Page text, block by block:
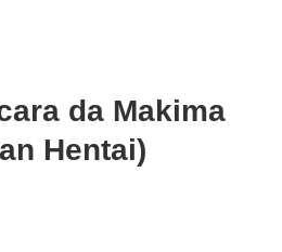
da Makima
Hentai)